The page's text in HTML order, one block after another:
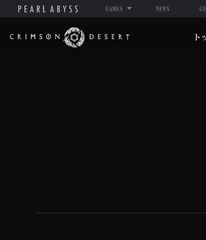
GAMES NEWS
紅
ト